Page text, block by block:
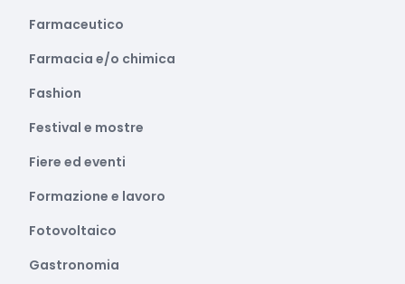
Farmaceutico
Farmacia e/o chimica
Fashion
Festival e mostre
Fiere ed eventi
Formazione e lavoro
Fotovoltaico
Gastronomia